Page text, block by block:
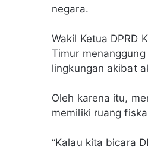
negara.
Wakil Ketua DPRD
Timur
lingkungan akibat
Oleh karena itu,
memiliki ruang
“Kalau kita bicara